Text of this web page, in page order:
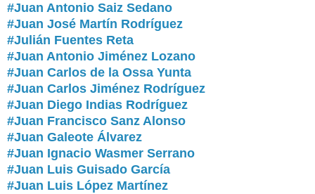
#Juan Antonio Saiz Sedano
#Juan José Martín Rodríguez
#Julián Fuentes Reta
#Juan Antonio Jiménez Lozano
#Juan Carlos de la Ossa Yunta
#Juan Carlos Jiménez Rodríguez
#Juan Diego Indias Rodríguez
#Juan Francisco Sanz Alonso
#Juan Galeote Álvarez
#Juan Ignacio Wasmer Serrano
#Juan Luis Guisado García
#Juan Luis López Martínez